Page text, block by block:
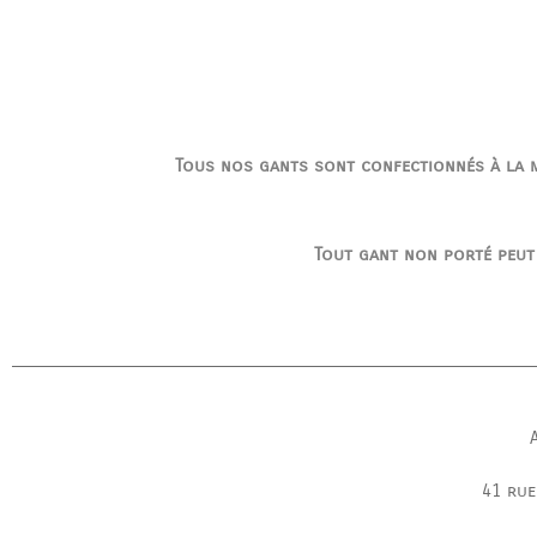
Tous nos gants sont confectionnés à
Tout gant non porté
41